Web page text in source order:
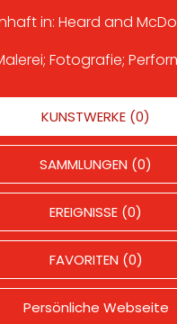
in: Heard and
Fotografie;
KUNSTWERKE (0)
SAMMLUNGEN (0)
EREIGNISSE (0)
FAVORITEN (0)
Persönliche Webseite